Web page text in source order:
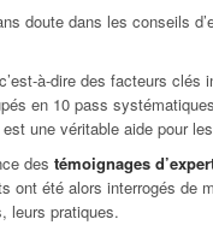
doute dans les conseils
à-dire des facteurs clés
en 10 pass
une véritable aide pour
des témoignages
ont été alors interrogés de
leurs pratiques.